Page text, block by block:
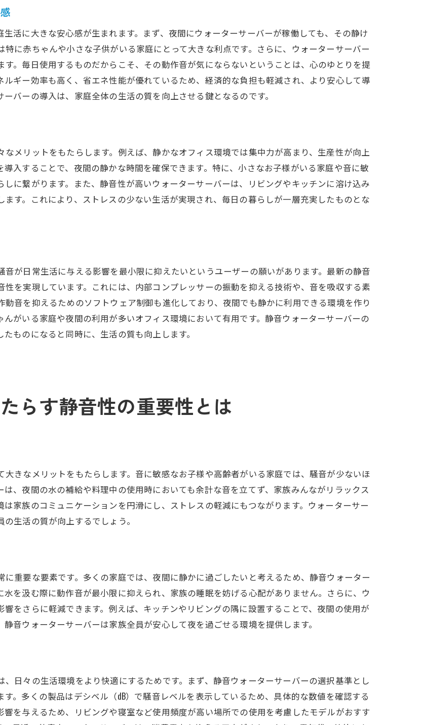
前に知っておきたい静音性情報
で変わるウォーターサーバーの快適性
ングとキッチンに最適な設置場所
性を最大限活用する配置術
場所が影響する音の広がり
適性を重視した設置場所の考え方
も安心して使える静音ウォーターサーバー
の静けさを保つためのポイント
リラックスを叶える静音性
活に大きな安心感が生まれます。まず、夜間にウォーターサーバーが稼働しても、その静け
に赤ちゃんや小さな子供がいる家庭にとって大きな利点です。さらに、ウォーターサーバー
。毎日使用するものだからこそ、その動作音が気にならないということは、心のゆとりを提
ギー効率も高く、省エネ性能が優れているため、経済的な負担も軽減され、より安心して導
バーの導入は、家庭全体の生活の質を向上させる鍵となるのです。
メリットをもたらします。例えば、静かなオフィス環境では集中力が高まり、生産性が向上
入することで、夜間の静かな時間を確保できます。特に、小さなお子様がいる家庭や音に敏
に繋がります。また、静音性が高いウォーターサーバーは、リビングやキッチンに溶け込み
す。これにより、ストレスの少ない生活が実現され、毎日の暮らしが一層充実したものとな
が日常生活に与える影響を最小限に抑えたいというユーザーの願いがあります。最新の静音
を実現しています。これには、内部コンプレッサーの振動を抑える技術や、音を吸収する素
音を抑えるためのソフトウェア制御も進化しており、夜間でも静かに利用できる環境を作り
がいる家庭や夜間の利用が多いオフィス環境において有用です。静音ウォーターサーバーの
ものになると同時に、生活の質も向上します。
らす静音性の重要性とは
きなメリットをもたらします。音に敏感なお子様や高齢者がいる家庭では、騒音が少ないほ
、夜間の水の補給や料理中の使用時においても余計な音を立てず、家族みんながリラックス
家族のコミュニケーションを円滑にし、ストレスの軽減にもつながります。ウォーターサー
生活の質が向上するでしょう。
重要な要素です。多くの家庭では、夜間に静かに過ごしたいと考えるため、静音ウォーター
を汲む際に動作音が最小限に抑えられ、家族の睡眠を妨げる心配がありません。さらに、ウ
をさらに軽減できます。例えば、キッチンやリビングの隅に設置することで、夜間の使用が
音ウォーターサーバーは家族全員が安心して夜を過ごせる環境を提供します。
日々の生活環境をより快適にするためです。まず、静音ウォーターサーバーの選択基準とし
。多くの製品はデシベル（dB）で騒音レベルを表示しているため、具体的な数値を確認する
を与えるため、リビングや寝室など使用頻度が高い場所での使用を考慮したモデルがおすす